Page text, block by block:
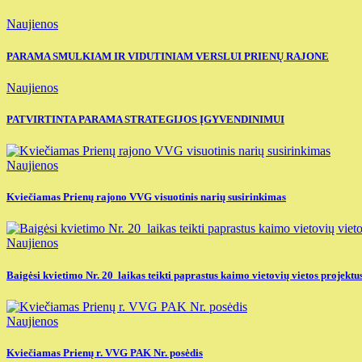
Naujienos
PARAMA SMULKIAM IR VIDUTINIAM VERSLUI PRIENŲ RAJONE
Naujienos
PATVIRTINTA PARAMA STRATEGIJOS ĮGYVENDINIMUI
Naujienos
Kviečiamas Prienų rajono VVG visuotinis narių susirinkimas
Naujienos
Baigėsi kvietimo Nr. 20 laikas teikti paprastus kaimo vietovių vietos
Naujienos
Kviečiamas Prienų r. VVG PAK Nr. posėdis